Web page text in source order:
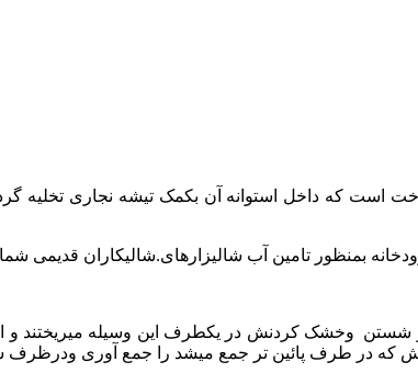
که داخل استوانه آن بکمک تیشه نجاری تخلیه
و شستن وخشک کردنش در یکطرف این وسیله میریختند و
که در طرف پائین تر جمع میشد را جمع آوری ودرظرف